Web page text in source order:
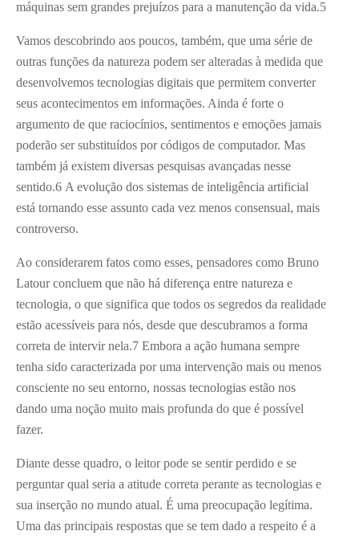
máquinas sem grandes prejuízos para a manutenção da vida.5
Vamos descobrindo aos poucos, também, que uma série de
outras funções da natureza podem ser alteradas à medida que
desenvolvemos tecnologias digitais que permitem converter
seus acontecimentos em informações. Ainda é forte o
argumento de que raciocínios, sentimentos e emoções jamais
poderão ser substituídos por códigos de computador. Mas
também já existem diversas pesquisas avançadas nesse
sentido.6 A evolução dos sistemas de inteligência artificial
está tornando esse assunto cada vez menos consensual, mais
controverso.
Ao considerarem fatos como esses, pensadores como Bruno
Latour concluem que não há diferença entre natureza e
tecnologia, o que significa que todos os segredos da realidade
estão acessíveis para nós, desde que descubramos a forma
correta de intervir nela.7 Embora a ação humana sempre
tenha sido caracterizada por uma intervenção mais ou menos
consciente no seu entorno, nossas tecnologias estão nos
dando uma noção muito mais profunda do que é possível
fazer.
Diante desse quadro, o leitor pode se sentir perdido e se
perguntar qual seria a atitude correta perante as tecnologias e
sua inserção no mundo atual. É uma preocupação legítima.
Uma das principais respostas que se tem dado a respeito é a